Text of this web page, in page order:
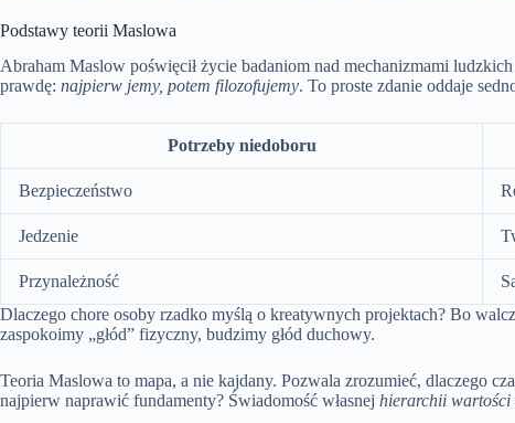
Podstawy teorii Maslowa
Abraham Maslow poświęcił życie badaniom nad mechanizmami ludzkich
prawdę: najpierw jemy, potem filozofujemy. To proste zdanie oddaje
Potrzeby niedoboru
Bezpieczeństwo
Jedzenie
Przynależność
Dlaczego chore osoby rzadko myślą o kreatywnych projektach? Bo
zaspokoimy „głód” fizyczny, budzimy głód duchowy.
Teoria Maslowa to mapa, a nie kajdany. Pozwala zrozumieć, dlaczego
najpierw naprawić fundamenty? Świadomość własnej hierarchii wartości